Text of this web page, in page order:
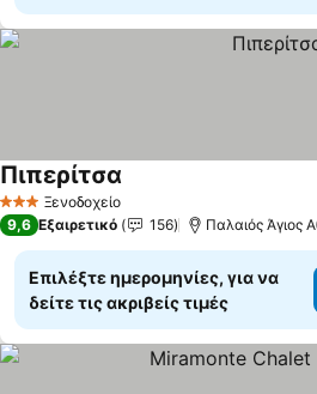
3 ΑστέριαΞενοδοχείο
Πιπερίτσα
9,6 Εξαιρετικό 156
Επιλέξτε ημερομηνίες, για να
δείτε τις ακριβείς τιμές